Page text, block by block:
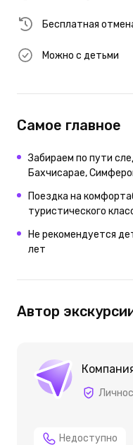
Бесплатная
Можно с детьми
Самое главное
Забираем по пути
Бахчисарае,
Поездка на
туристического
Не рекомендуется
лет
Автор
Недоступно